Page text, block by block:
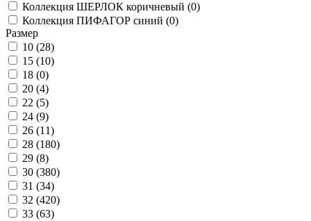
Коллекция ШЕРЛОК коричневый (0)
Коллекция ПИФАГОР синий (0)
Размер
10 (28)
15 (10)
18 (0)
20 (4)
22 (5)
24 (9)
26 (11)
28 (180)
29 (8)
30 (380)
31 (34)
32 (420)
33 (63)